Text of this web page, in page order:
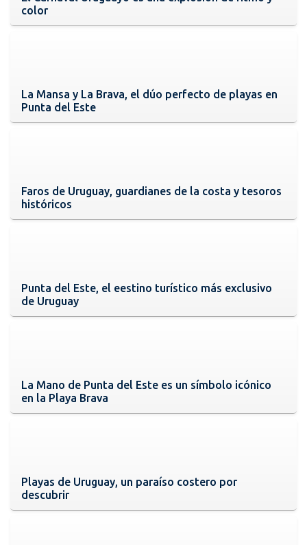
color
La Mansa y La Brava, el dúo perfecto de playas en
Punta del Este
Faros de Uruguay, guardianes de la costa y tesoros
históricos
Punta del Este, el eestino turístico más exclusivo
de Uruguay
La Mano de Punta del Este es un símbolo icónico
en la Playa Brava
Playas de Uruguay, un paraíso costero por
descubrir